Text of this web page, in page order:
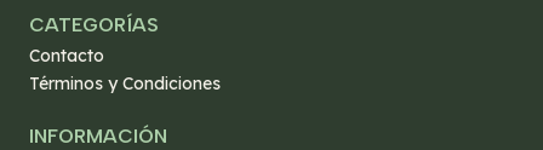
CATEGORÍAS
Contacto
Términos y Condiciones
INFORMACIÓN